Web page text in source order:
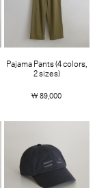
Pajama Pants (4 colors,
2 sizes)
￦ 89,000